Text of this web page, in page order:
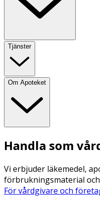
Tjänster
Om Apoteket
Handla som
Vi erbjuder läkemedel,
förbrukningsmaterial
För vårdgivare och